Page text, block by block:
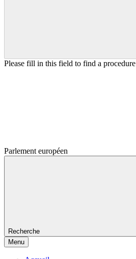
Please fill in this field to find a procedure
Parlement européen
Recherche
Menu